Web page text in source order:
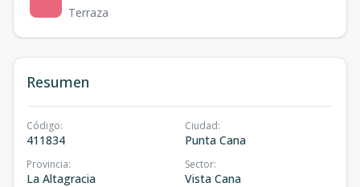
Terraza
Resumen
Código:
411834
Ciudad:
Punta Cana
Provincia:
La Altagracia
Sector:
Vista Cana